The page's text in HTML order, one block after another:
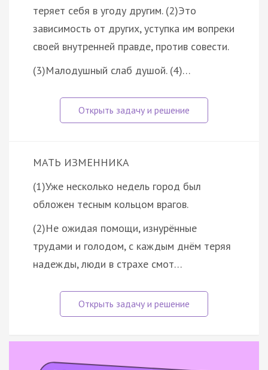
теряет себя в угоду другим. (2)Это
зависимость от других, уступка им вопреки
своей внутренней правде, против совести.
(3)Малодушный слаб душой. (4)…
МАТЬ ИЗМЕННИКА
(1)Уже несколько недель город был
обложен тесным кольцом врагов.
(2)Не ожидая помощи, изнурённые
трудами и голодом, с каждым днём теряя
надежды, люди в страхе смот…